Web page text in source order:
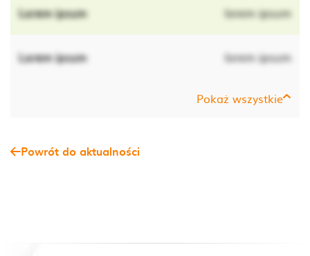
Lorem ipsum lorem ipsum
Lorem ipsum lorem ipsum
Pokaż wszystkie
Powrót do aktualności